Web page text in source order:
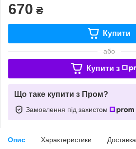
670 ₴
Купити
або
Купити з
Що таке купити з Пром?
Замовлення під захистом
Опис Характеристики Доставка